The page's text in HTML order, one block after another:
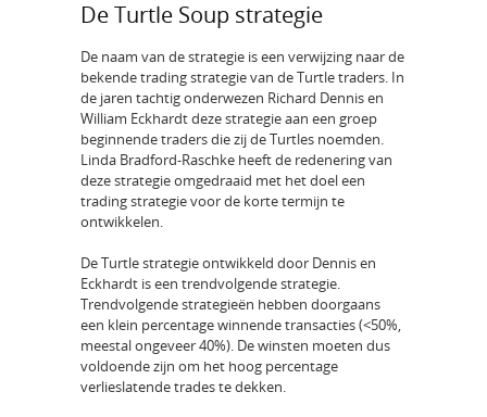
De Turtle Soup strategie
De naam van de strategie is een verwijzing naar de
bekende trading strategie van de Turtle traders. In
de jaren tachtig onderwezen Richard Dennis en
William Eckhardt deze strategie aan een groep
beginnende traders die zij de Turtles noemden.
Linda Bradford-Raschke heeft de redenering van
deze strategie omgedraaid met het doel een
trading strategie voor de korte termijn te
ontwikkelen.
De Turtle strategie ontwikkeld door Dennis en
Eckhardt is een trendvolgende strategie.
Trendvolgende strategieën hebben doorgaans
een klein percentage winnende transacties (<50%,
meestal ongeveer 40%). De winsten moeten dus
voldoende zijn om het hoog percentage
verlieslatende trades te dekken.